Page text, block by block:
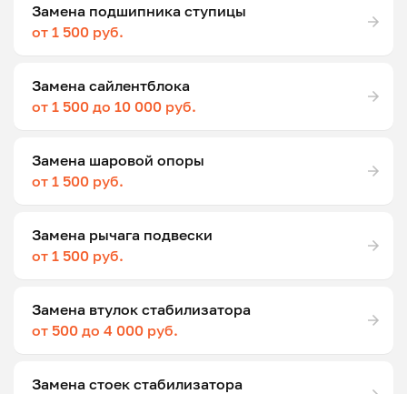
Замена подшипника ступицы
от 1 500 руб.
Замена сайлентблока
от 1 500 до 10 000 руб.
Замена шаровой опоры
от 1 500 руб.
Замена рычага подвески
от 1 500 руб.
Замена втулок стабилизатора
от 500 до 4 000 руб.
Замена стоек стабилизатора